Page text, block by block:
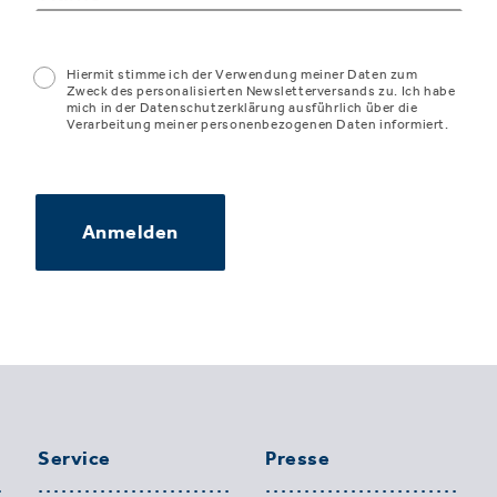
Hiermit stimme ich der Verwendung meiner Daten zum
Zweck des personalisierten Newsletterversands zu. Ich habe
mich in der Datenschutzerklärung ausführlich über die
Verarbeitung meiner personenbezogenen Daten informiert.
Anmelden
Service Presse